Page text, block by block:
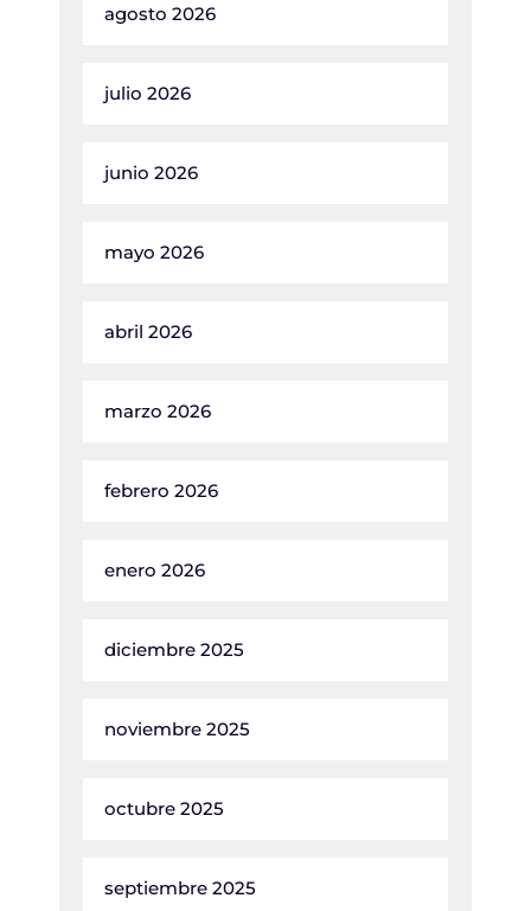
agosto 2026
julio 2026
junio 2026
mayo 2026
abril 2026
marzo 2026
febrero 2026
enero 2026
diciembre 2025
noviembre 2025
octubre 2025
septiembre 2025